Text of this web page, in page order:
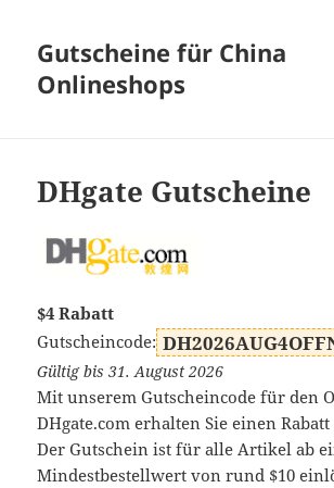
Gutscheine für China
Onlineshops
DHgate Gutscheine
$4 Rabatt
Gutscheincode:
Gültig bis 31. August 2026
Mit unserem Gutscheincode für den
DHgate.com erhalten Sie einen
Der Gutschein ist für alle Artikel ab
Mindestbestellwert von rund $10